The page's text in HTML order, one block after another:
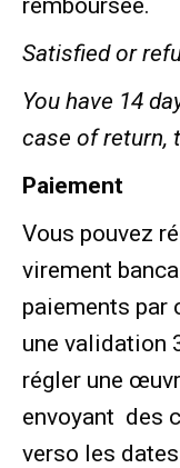
remboursée.
Satisfied or
You have 14
case of return,
Paiement
Vous pouvez
virement
paiements par
une validation
régler une
envoyant des
verso les